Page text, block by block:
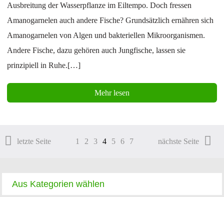
Ausbreitung der Wasserpflanze im Eiltempo. Doch fressen
Amanogarnelen auch andere Fische? Grundsätzlich ernähren sich
Amanogarnelen von Algen und bakteriellen Mikroorganismen.
Andere Fische, dazu gehören auch Jungfische, lassen sie
prinzipiell in Ruhe.[…]
Mehr lesen
letzte Seite 1 2 3 4 5 6 7 nächste Seite
Aus Kategorien wählen